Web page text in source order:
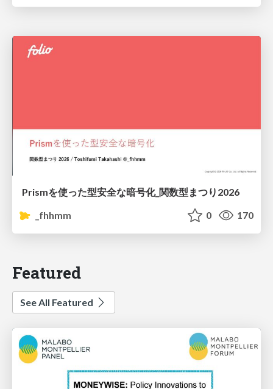
Prismを使った型安全な暗号化_関数型まつり2026
_fhhmm
0 170
Featured
See All Featured